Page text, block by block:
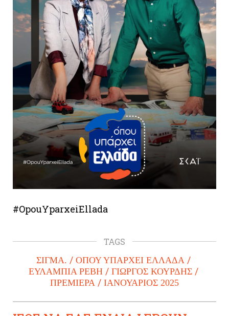
#OpouYparxeiEllada
TAGS
ΣΙΓΜΑ.
ΟΠΟΥ ΥΠΑΡΧΕΙ ΕΛΛΑΔΑ
ΕΥΛΑΜΠΙΑ ΡΕΒΗ
ΓΙΩΡΓΟΣ ΚΟΥΡΔΗΣ
ΠΡΕΜΙΕΡΑ
ΙΑΝΟΥΑΡΙΟΣ 2025